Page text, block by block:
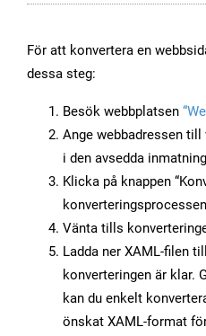
För att konvertera en
dessa steg:
Besök webbplatsen
Ange webbadressen
i den avsedda
Klicka på knappen
Vänta tills
Ladda ner XAML-filen
konverteringen är klar.
kan du enkelt
önskat XAML-format